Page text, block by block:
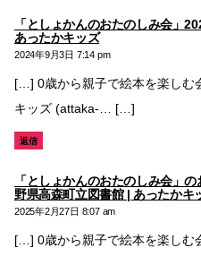
「としょかんのおたのしみ会」
あったかキッズの
発
言:
2024年9月3日 7:14 pm
[…] 0歳から親子で絵本を楽しむ
キッズ (attaka-… […]
返信
「としょかんのおたのしみ会」
野県高森町立図書館 | あったかキ
2025年2月27日 8:07 am
[…] 0歳から親子で絵本を楽しむ